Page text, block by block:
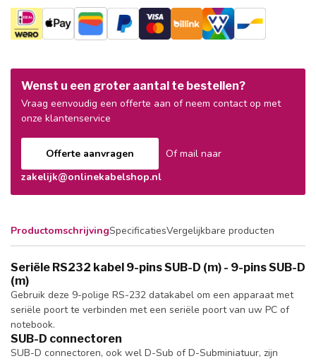
Wenst u een groter aantal te bestellen?
Vraag eenvoudig een offerte aan of neem contact op met
onze klantenservice
Offerte aanvragen
Of mail naar
zakelijk@onlinekabelshop.nl
ProductomschrijvingSpecificatiesVergelijkbare producten
Seriële RS232 kabel 9-pins SUB-D (m) - 9-pins SUB-D
(m)
Gebruik deze 9-polige RS-232 datakabel om een apparaat met
seriële poort te verbinden met een seriële poort van uw PC of
notebook.
SUB-D connectoren
SUB-D connectoren, ook wel D-Sub of D-Subminiatuur, zijn